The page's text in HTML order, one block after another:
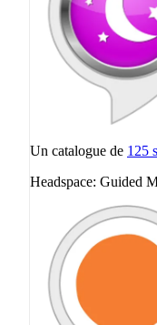
Un catalogue de 125
Headspace: Guided